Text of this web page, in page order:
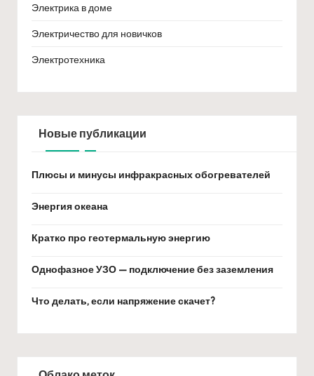
Электрика в доме
Электричество для новичков
Электротехника
Новые публикации
Плюсы и минусы инфракрасных обогревателей
Энергия океана
Кратко про геотермальную энергию
Однофазное УЗО — подключение без заземления
Что делать, если напряжение скачет?